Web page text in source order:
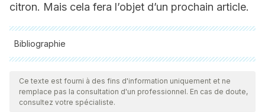
citron. Mais cela fera l’objet d’un prochain article.
Bibliographie
Toutes les sources citées ont été examinées en profondeur
par notre équipe pour garantir leur qualité, leur fiabilité, leur
actualité et leur validité. La bibliographie de cet article a été
Ce texte est fourni à des fins d'information uniquement et ne
remplace pas la consultation d'un professionnel. En cas de doute,
consultez votre spécialiste.